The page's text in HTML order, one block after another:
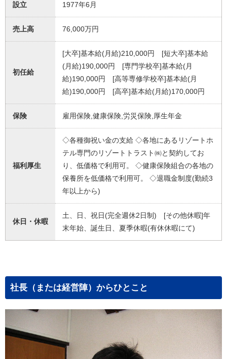
設立 1977年6月
売上高 76,000万円
初任給
[大卒]基本給(月給)210,000円 [短大卒]基本給
(月給)190,000円 [専門学校卒]基本給(月
給)190,000円 [高等専修学校卒]基本給(月
給)190,000円 [高卒]基本給(月給)170,000円
保険 雇用保険,健康保険,労災保険,厚生年金
福利厚生
◇各種御祝い金の支給 ◇各地にあるリゾートホ
テル専門のリゾートトラスト㈱と契約してお
り、低価格で利用可。 ◇健康保険組合の各地の
保養所を低価格で利用可。 ◇退職金制度(勤続3
年以上から)
休日・休暇
土、日、祝日(完全週休2日制) [その他休暇]年
末年始、誕生日、夏季休暇(有休休暇にて)
社長（または経営陣）からひとこと